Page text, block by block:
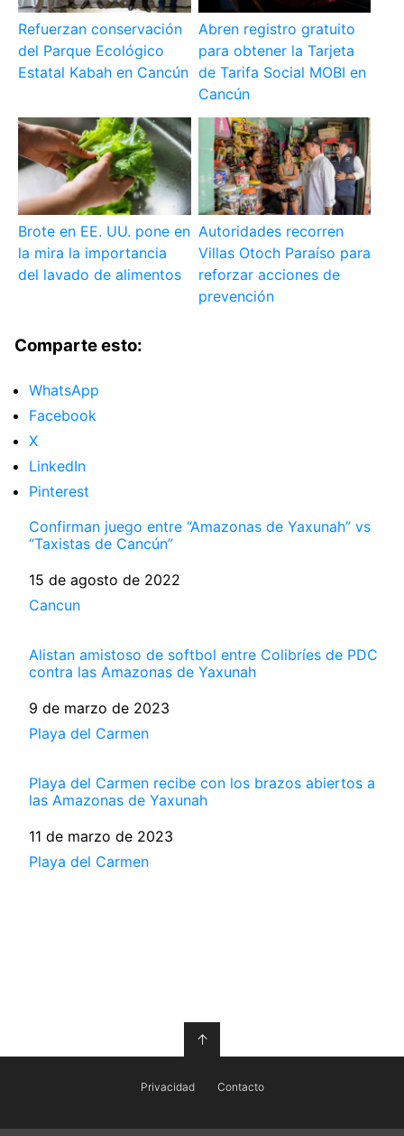
Refuerzan conservación
del Parque Ecológico
Estatal Kabah en Cancún
Abren registro gratuito
para obtener la Tarjeta
de Tarifa Social MOBI en
Cancún
Brote en EE. UU. pone en
la mira la importancia
del lavado de alimentos
Autoridades recorren
Villas Otoch Paraíso para
reforzar acciones de
prevención
Comparte esto:
WhatsApp
Facebook
X
LinkedIn
Pinterest
Confirman juego entre “Amazonas de Yaxunah” vs
“Taxistas de Cancún”
Fecha
15 de agosto de 2022
Respecto a
Cancun
Alistan amistoso de softbol entre Colibríes de PDC
contra las Amazonas de Yaxunah
Fecha
9 de marzo de 2023
Respecto a
Playa del Carmen
Playa del Carmen recibe con los brazos abiertos a
las Amazonas de Yaxunah
Fecha
11 de marzo de 2023
Respecto a
Playa del Carmen
↑
Privacidad Contacto